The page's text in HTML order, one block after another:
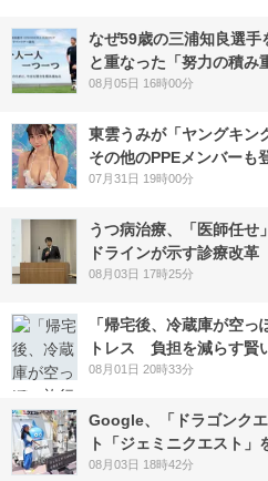
なぜ59歳の三浦知良選
と重なった「努力の積み
08月05日 16時00分
東雲うみが「ヤングキン
その他のPPEメンバーも
07月31日 19時00分
うつ病治療、「医師任
ドラインが示す診療改革
08月03日 17時25分
「帰宅後、冷蔵庫が空
トレス 負担を減らす賢
08月01日 20時33分
Google、「ドラゴンク
ト「ジェミニクエスト」
08月03日 18時42分